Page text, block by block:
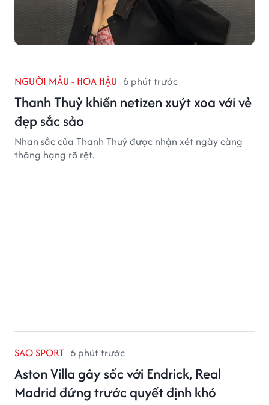
NGƯỜI MẪU - HOA HẬU 6 phút trước
Thanh Thuỷ khiến netizen xuýt xoa với vẻ
đẹp sắc sảo
Nhan sắc của Thanh Thuỷ được nhận xét ngày càng
thăng hạng rõ rệt.
SAO SPORT 6 phút trước
Aston Villa gây sốc với Endrick, Real
Madrid đứng trước quyết định khó